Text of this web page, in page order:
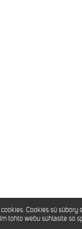
Cookies sú
tohto webu súhlasíte so